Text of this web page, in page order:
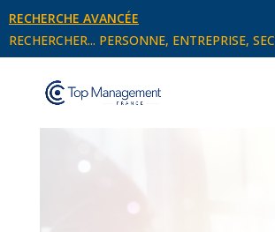
RECHERCHER... PERSONNE, ENTREPRISE,
RECHERCHE AVANCÉE